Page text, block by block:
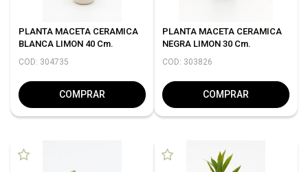
PLANTA MACETA CERAMICA
BLANCA LIMON 40 Cm.
COD: 304735
COMPRAR
PLANTA MACETA CERAMICA
NEGRA LIMON 30 Cm.
COD: 303826
COMPRAR